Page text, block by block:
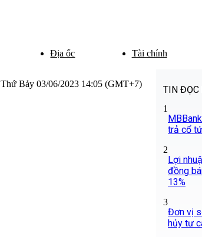
Địa ốc Tài chính
Thứ Bảy 03/06/2023 14:05 (GMT+7)
TIN ĐỌC
1
trả cổ
2
Lợi
đồng
13%
3
Đơn vị
hủy tư